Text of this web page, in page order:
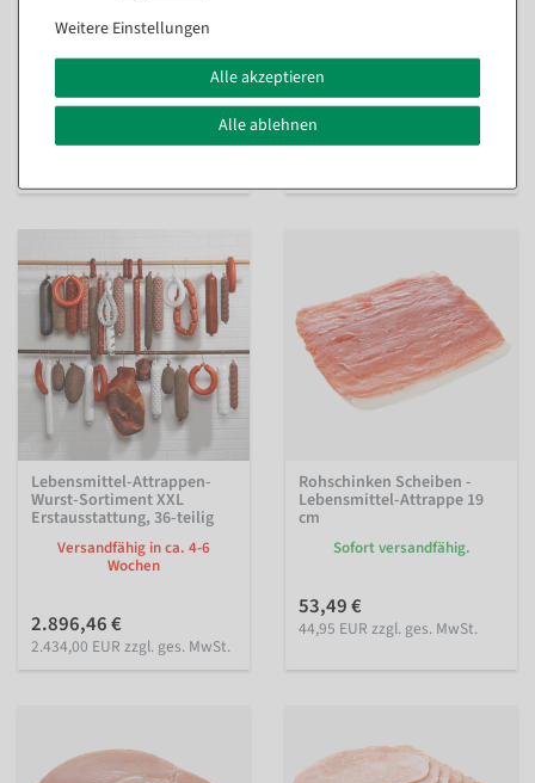
Lebensmittel-Attrappe 7 cm
12,95 EUR zzgl. ges. MwSt. 1.188,81 €
Lebensmittel-Attrappen-
Wurst-Sortiment XXL
Erstausstattung, 36-teilig
Versandfähig in ca. 4-6
Wochen
2.896,46 €
2.434,00 EUR zzgl. ges. MwSt.
Rohschinken Scheiben -
Lebensmittel-Attrappe 19
cm
Sofort versandfähig.
53,49 €
44,95 EUR zzgl. ges. MwSt.
Weitere Einstellungen
Alle akzeptieren
Alle ablehnen